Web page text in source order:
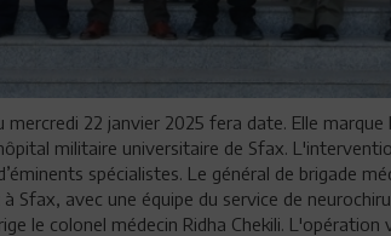
mercredi 22 janvier 2025 fera date. Elle
militaire universitaire de Sfax.
spécialistes. Le général de brigade
Sfax, avec une équipe du service de
le colonel médecin Ridha Chekili.